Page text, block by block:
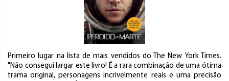
Primeiro lugar na lista de mais vendidos do The New York Times.
"Não consegui largar este livro! É a rara combinação de uma ótima
trama original, personagens incrivelmente reais e uma precisão